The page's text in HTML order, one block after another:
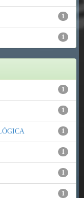
1
1
1
1
1
1
1
1